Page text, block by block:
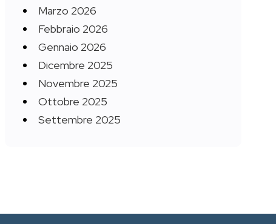
Marzo 2026
Febbraio 2026
Gennaio 2026
Dicembre 2025
Novembre 2025
Ottobre 2025
Settembre 2025